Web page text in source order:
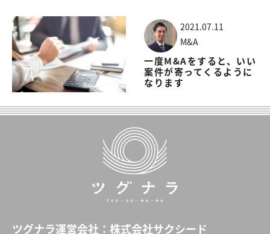
2021.07.11
M&A
一度M&Aをすると、いい
案件が寄ってくるように
なります
ツグナラ運営会社： 株式会社サクシード